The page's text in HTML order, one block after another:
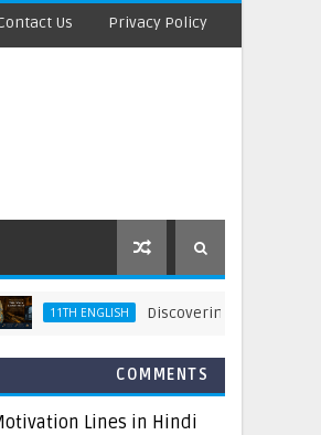
Us Privacy Policy
ENGLISH Discovering Tut: The Saga
COMMENTS
Lines in Hindi